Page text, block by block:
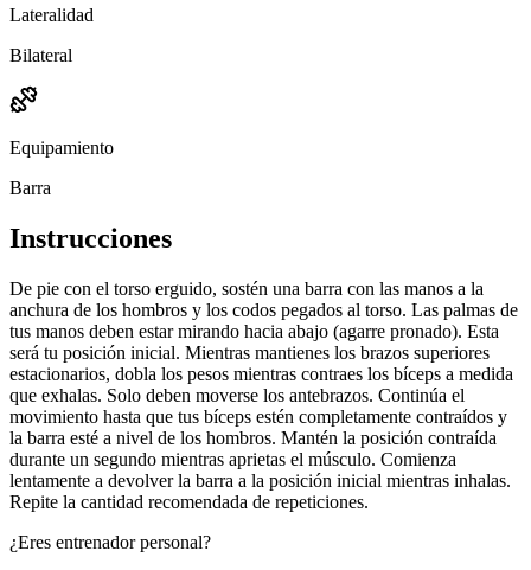
Lateralidad
Bilateral
Equipamiento
Barra
Instrucciones
De pie con el torso erguido, sostén una barra con las manos a la
anchura de los hombros y los codos pegados al torso. Las palmas de
tus manos deben estar mirando hacia abajo (agarre pronado). Esta
será tu posición inicial. Mientras mantienes los brazos superiores
estacionarios, dobla los pesos mientras contraes los bíceps a medida
que exhalas. Solo deben moverse los antebrazos. Continúa el
movimiento hasta que tus bíceps estén completamente contraídos y
la barra esté a nivel de los hombros. Mantén la posición contraída
durante un segundo mientras aprietas el músculo. Comienza
lentamente a devolver la barra a la posición inicial mientras inhalas.
Repite la cantidad recomendada de repeticiones.
¿Eres entrenador personal?